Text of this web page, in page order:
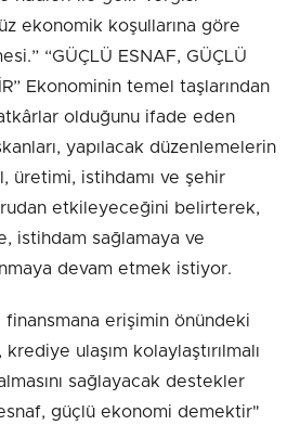
ekonomik koşullarına göre
“GÜÇLÜ ESNAF, GÜÇLÜ
Ekonominin temel taşlarından
olduğunu ifade eden
yapılacak düzenlemelerin
üretimi, istihdamı ve şehir
etkileyeceğini belirterek,
istihdam sağlamaya ve
devam etmek istiyor.
erişimin önündeki
krediye ulaşım kolaylaştırılmalı
sağlayacak destekler
esnaf, güçlü ekonomi demektir"